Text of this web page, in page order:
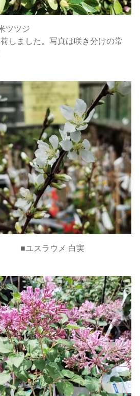
ツツジ
しました。写真は咲き分けの常
■ユスラウメ 白実